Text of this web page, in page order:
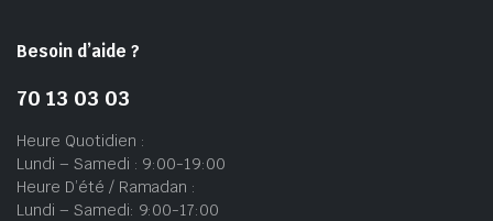
Besoin d’aide ?
70 13 03 03
Heure Quotidien :
Lundi – Samedi : 9:00-19:00
Heure D’été / Ramadan :
Lundi – Samedi: 9:00-17:00